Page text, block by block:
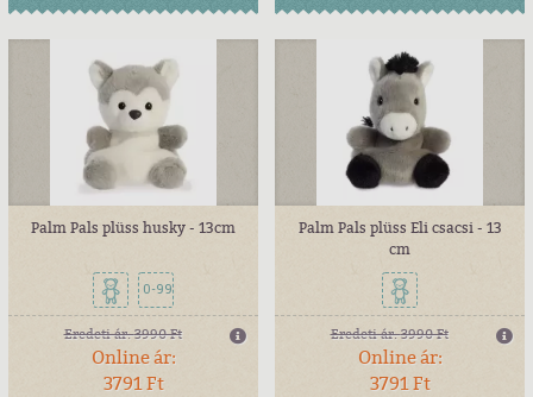
Palm Pals plüss husky - 13cm
0-99
Eredeti ár:3990 Ft
Online ár:
3791 Ft
Palm Pals plüss Eli csacsi - 13
cm
Eredeti ár:3990 Ft
Online ár:
3791 Ft